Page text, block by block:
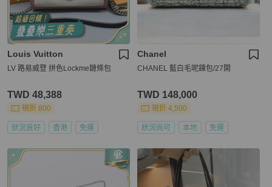
Louis Vuitton
LV 路易威登 拼色Lockme鏈條包
TWD 48,388
現折 800
狀況良好 香港 免運
Chanel
CHANEL 藍白毛呢鍊包/27開
TWD 148,000
現折 4,500
狀況尚可 本地 免運